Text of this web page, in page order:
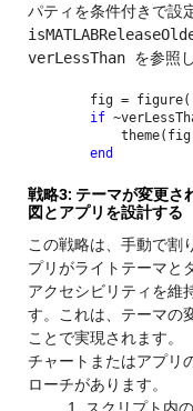
パティを条件付きで設
verLessThan を参照
fig =
if
end
戦略3: テーマが変更さ
図とアプリを設計する
この戦略は、手動で割
プリがライトテーマと
アクセシビリティを維
す。これは、テーマの
ことで実現されます。
チャートまたはアプリ
ローチがあります。